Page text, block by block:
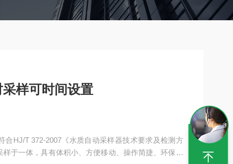
样可时间设置
HJ/T 372-2007《水质自动采样器技术要求及检测方
于一体，具有体积小、方便移动、操作简捷、环保节